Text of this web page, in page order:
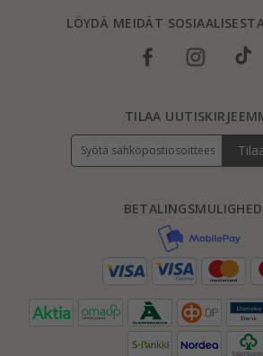
LÖYDÄ MEIDÄT
TILAA